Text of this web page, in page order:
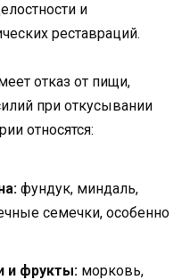
и
реставраций.
отказ от пищи,
при откусывании
относятся:
фундук, миндаль,
семечки, особенно
и фрукты: морковь,